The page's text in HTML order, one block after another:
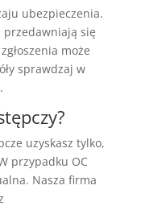
ubezpieczenia.
przedawniają się
może
sprawdzaj w
uzyskasz tylko,
przypadku OC
Nasza firma